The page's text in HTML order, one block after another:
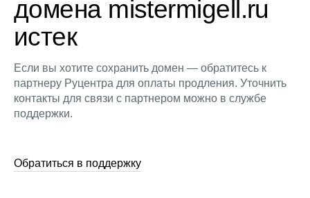
домена mistermigell.ru
истек
Если вы хотите сохранить домен — обратитесь к
партнеру Руцентра для оплаты продления. Уточнить
контакты для связи с партнером можно в службе
поддержки.
Обратиться в поддержку